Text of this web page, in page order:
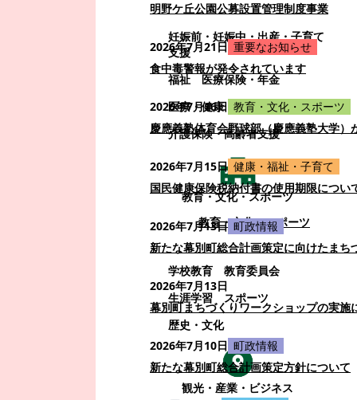
妊娠前・妊娠中・出産・子育て
支援
福祉
医療保険・年金
医療・健康
介護保険・高齢者支援
教育・文化・スポーツ
教育・文化・スポーツ
学校教育
教育委員会
生涯学習
スポーツ
歴史・文化
観光・産業・ビジネス
明野ケ丘公園公募設置管理制度事業
2026年7月21日 重要なお知らせ
食中毒警報が発令されています
2026年7月16日 教育・文化・スポーツ
慶應義塾体育会野球部（慶應義塾大学）
2026年7月15日 健康・福祉・子育て
国民健康保険税納付書の使用期限につい
2026年7月13日 町政情報
新たな幕別町総合計画策定に向けたまち
2026年7月13日
幕別町まちづくりワークショップの実施
2026年7月10日 町政情報
新たな幕別町総合計画策定方針について